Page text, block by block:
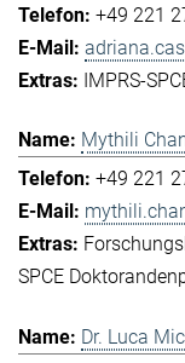
+49 221
IMPRS-
Mythili
+49 221
SPCE
Dr. Luca